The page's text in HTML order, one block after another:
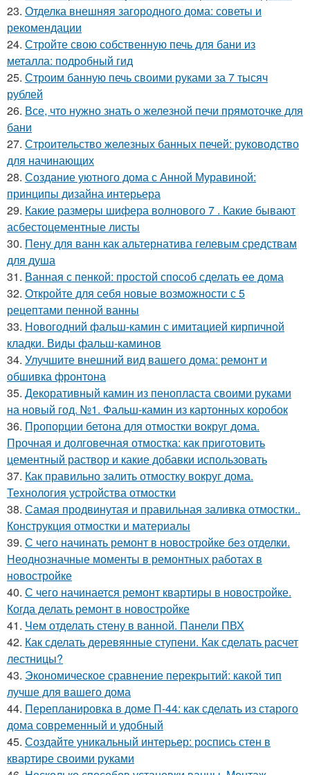
23. Отделка внешняя загородного дома: советы и
рекомендации
24. Стройте свою собственную печь для бани из
металла: подробный гид
25. Строим банную печь своими руками за 7 тысяч
рублей
26. Все, что нужно знать о железной печи прямоточке для
бани
27. Строительство железных банных печей: руководство
для начинающих
28. Создание уютного дома с Анной Муравиной:
принципы дизайна интерьера
29. Какие размеры шифера волнового 7 . Какие бывают
асбестоцементные листы
30. Пену для ванн как альтернатива гелевым средствам
для душа
31. Ванная с пенкой: простой способ сделать ее дома
32. Откройте для себя новые возможности с 5
рецептами пенной ванны
33. Новогодний фальш-камин с имитацией кирпичной
кладки. Виды фальш-каминов
34. Улучшите внешний вид вашего дома: ремонт и
обшивка фронтона
35. Декоративный камин из пенопласта своими руками
на новый год. №1. Фальш-камин из картонных коробок
36. Пропорции бетона для отмостки вокруг дома.
Прочная и долговечная отмостка: как приготовить
цементный раствор и какие добавки использовать
37. Как правильно залить отмостку вокруг дома.
Технология устройства отмостки
38. Самая продвинутая и правильная заливка отмостки..
Конструкция отмостки и материалы
39. С чего начинать ремонт в новостройке без отделки.
Неоднозначные моменты в ремонтных работах в
новостройке
40. С чего начинается ремонт квартиры в новостройке.
Когда делать ремонт в новостройке
41. Чем отделать стену в ванной. Панели ПВХ
42. Как сделать деревянные ступени. Как сделать расчет
лестницы?
43. Экономическое сравнение перекрытий: какой тип
лучше для вашего дома
44. Перепланировка в доме П-44: как сделать из старого
дома современный и удобный
45. Создайте уникальный интерьер: роспись стен в
квартире своими руками